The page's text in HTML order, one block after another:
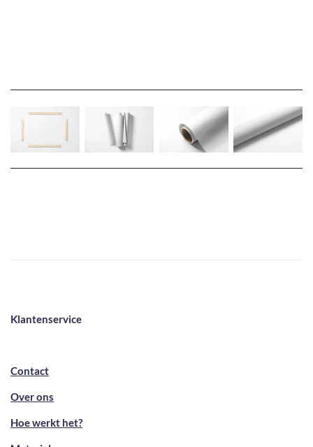
Klantenservice
Contact
Over ons
Hoe werkt het?